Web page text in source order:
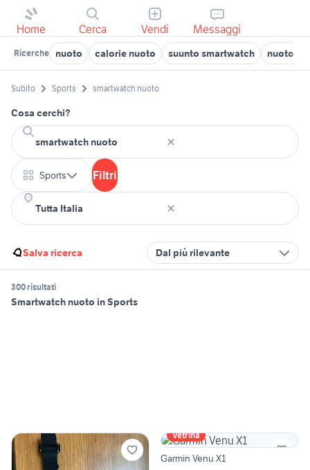
Home Cerca Vendi Messaggi
Ricerche nuoto calorie nuoto suunto smartwatch nuoto
Subito Sports smartwatch nuoto
Cosa cerchi?
Sports Filtri
Salva ricerca Dal più rilevante
300 risultati
Smartwatch nuoto in Sports
Vetrina
Garmin Venu X1